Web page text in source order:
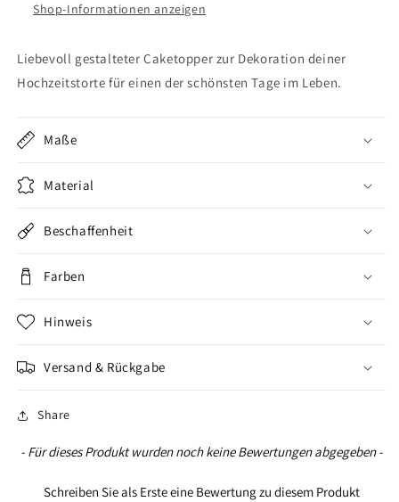
Shop-Informationen anzeigen
Liebevoll gestalteter Caketopper zur Dekoration deiner
Hochzeitstorte für einen der schönsten Tage im Leben.
Maße
Material
Beschaffenheit
Farben
Hinweis
Versand & Rückgabe
Share
- Für dieses Produkt wurden noch keine Bewertungen abgegeben -
Schreiben Sie als Erste eine Bewertung zu diesem Produkt
New content loaded